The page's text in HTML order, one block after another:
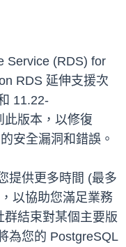
Service (RDS) for
RDS 延伸支援次
11.22-
此版本，以修復
安全漏洞和錯誤。
提供更多時間 (最多
以協助您滿足業務
結束對某個主要版
為您的 PostgreSQL